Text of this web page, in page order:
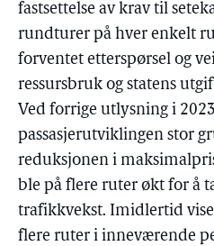
fastsettelse av krav til
rundturer på hver enkelt
forventet etterspørsel og
ressursbruk og statens
Ved forrige utlysning i
passasjerutviklingen stor
reduksjonen i
ble på flere ruter økt for å
trafikkvekst. Imidlertid
flere ruter i inneværende